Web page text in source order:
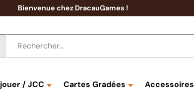
Bienvenue chez DracauGames !
/ JCC Cartes Gradées Accessoires